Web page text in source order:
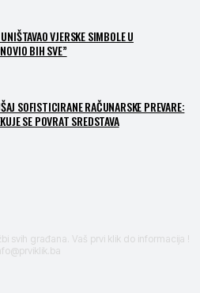
VJERSKE SIMBOLE U
BIH SVE”
SOFISTICIRANE RAČUNARSKE PREVARE:
SE POVRAT SREDSTAVA
svih građana. Vaš prvi klik do informacija !